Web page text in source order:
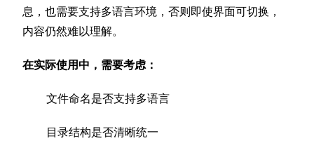
息，也需要支持多语言环境，否则即使界面可切换，
内容仍然难以理解。
在实际使用中，需要考虑：
文件命名是否支持多语言
目录结构是否清晰统一